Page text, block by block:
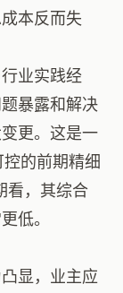
本反而失
业实践经
暴露和解决
更。这是一
控的前期精细
看，其综合
低。
显，业主应